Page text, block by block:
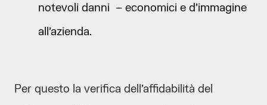
notevoli danni – economici e d’immagine
all’azienda.
Per questo la verifica dell’affidabilità del